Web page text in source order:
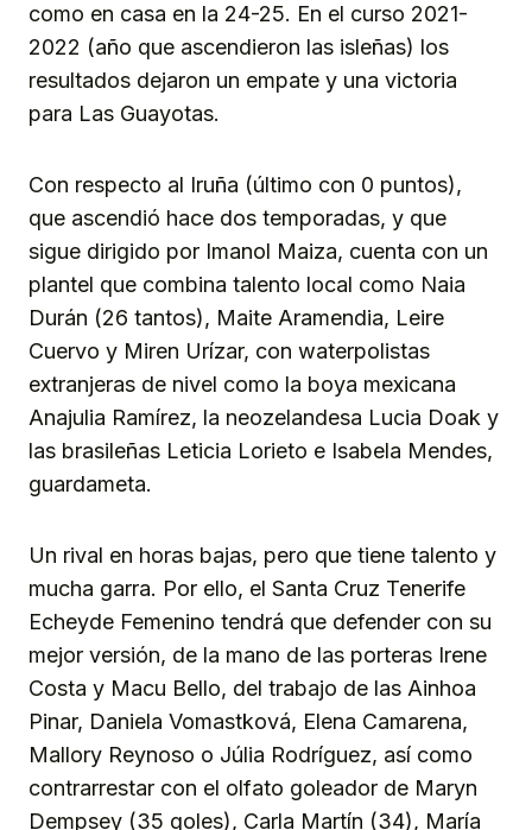
como en casa en la 24-25. En el curso 2021-
2022 (año que ascendieron las isleñas) los
resultados dejaron un empate y una victoria
para Las Guayotas.
Con respecto al Iruña (último con 0 puntos),
que ascendió hace dos temporadas, y que
sigue dirigido por Imanol Maiza, cuenta con un
plantel que combina talento local como Naia
Durán (26 tantos), Maite Aramendia, Leire
Cuervo y Miren Urízar, con waterpolistas
extranjeras de nivel como la boya mexicana
Anajulia Ramírez, la neozelandesa Lucia Doak y
las brasileñas Leticia Lorieto e Isabela Mendes,
guardameta.
Un rival en horas bajas, pero que tiene talento y
mucha garra. Por ello, el Santa Cruz Tenerife
Echeyde Femenino tendrá que defender con su
mejor versión, de la mano de las porteras Irene
Costa y Macu Bello, del trabajo de las Ainhoa
Pinar, Daniela Vomastková, Elena Camarena,
Mallory Reynoso o Júlia Rodríguez, así como
contrarrestar con el olfato goleador de Maryn
Dempsey (35 goles), Carla Martín (34), María